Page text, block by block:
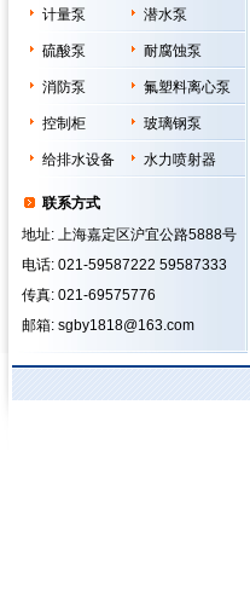
计量泵 潜水泵
硫酸泵 耐腐蚀泵
消防泵 氟塑料离心泵
控制柜 玻璃钢泵
给排水设备 水力喷射器
联系方式
地址: 上海嘉定区沪宜公路5888号
电话: 021-59587222 59587333
传真: 021-69575776
邮箱: sgby1818@163.com